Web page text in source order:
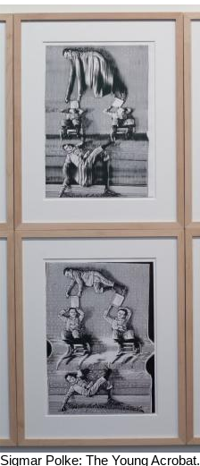
Sigmar Polke: The Young